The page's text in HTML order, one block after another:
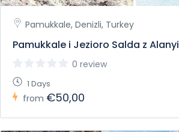
Pamukkale, Denizli, Turkey
Pamukkale i Jezioro Salda z Alanyi
0 review
1 Days
from €50,00